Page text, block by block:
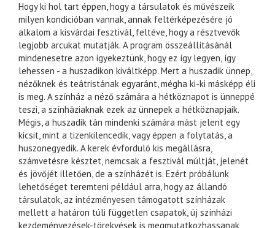
Hogy ki hol tart éppen, hogy a társulatok és művészeik
milyen kondicióban vannak, annak feltérképezésére jó
alkalom a kisvárdai fesztivál, feltéve, hogy a résztvevők
legjobb arcukat mutatják. A program összeállításánál
mindenesetre azon igyekeztünk, hogy ez így legyen, így
lehessen - a huszadikon kiváltképp. Mert a huszadik ünnep,
nézőknek és teátristának egyaránt, mégha ki-ki másképp éli
is meg. A színház a néző számára a hétköznapot is ünneppé
teszi, a színháziaknak ezek az ünnepek a hétköznapjaik.
Mégis, a huszadik tán mindenki számára mást jelent egy
kicsit, mint a tizenkilencedik, vagy éppen a folytatás, a
huszonegyedik. A kerek évforduló kis megállásra,
számvetésre késztet, nemcsak a fesztivál múltját, jelenét
és jövőjét illetően, de a színházét is. Ezért próbálunk
lehetőséget teremteni például arra, hogy az állandó
társulatok, az intézményesen támogatott színházak
mellett a határon túli független csapatok, új színházi
kezdeményezések-törekvések is megmutatkozhassanak